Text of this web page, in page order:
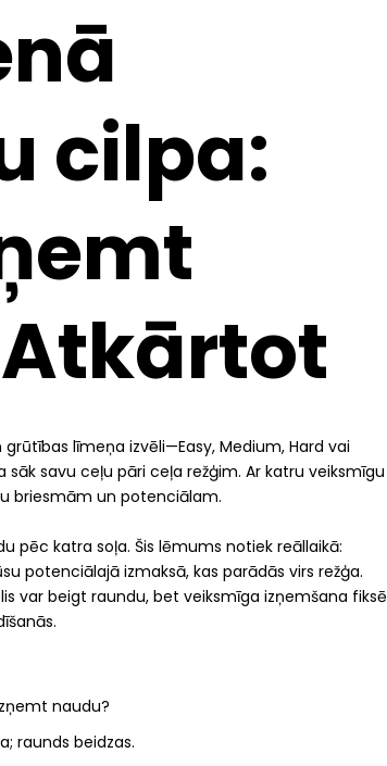
cilpa:
līmeņa izvēli—Easy, Medium, Hard vai
sāk savu ceļu pāri ceļa režģim. Ar katru veiksmīgu
briesmām un potenciālam.
pēc katra soļa. Šis lēmums notiek reāllaikā:
potenciālajā izmaksā, kas parādās virs režģa.
var beigt raundu, bet veiksmīga izņemšana fiksē
naudu?
raunds beidzas.